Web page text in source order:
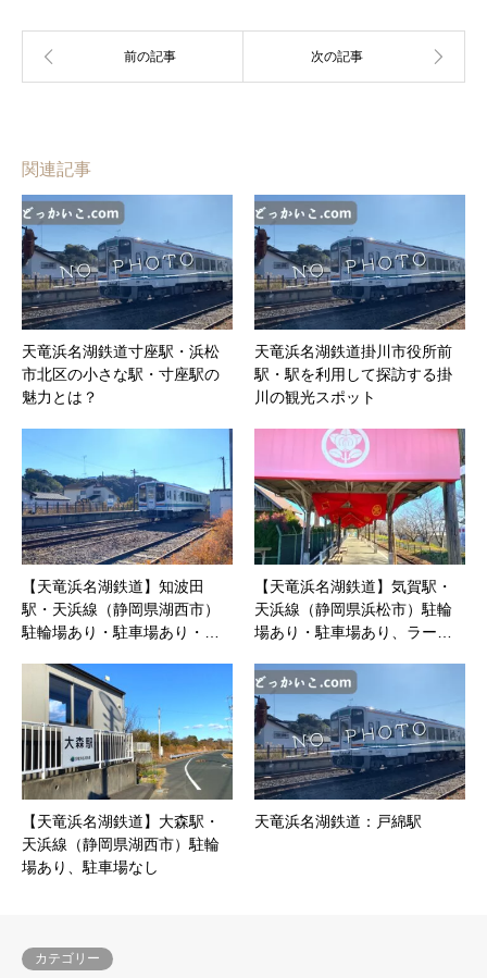
関連記事
天竜浜名湖鉄道寸座駅・浜松
市北区の小さな駅・寸座駅の
魅力とは？
天竜浜名湖鉄道掛川市役所前
駅・駅を利用して探訪する掛
川の観光スポット
【天竜浜名湖鉄道】知波田
駅・天浜線（静岡県湖西市）
駐輪場あり・駐車場あり・…
【天竜浜名湖鉄道】気賀駅・
天浜線（静岡県浜松市）駐輪
場あり・駐車場あり、ラー…
【天竜浜名湖鉄道】大森駅・
天浜線（静岡県湖西市）駐輪
場あり、駐車場なし
天竜浜名湖鉄道：戸綿駅
カテゴリー